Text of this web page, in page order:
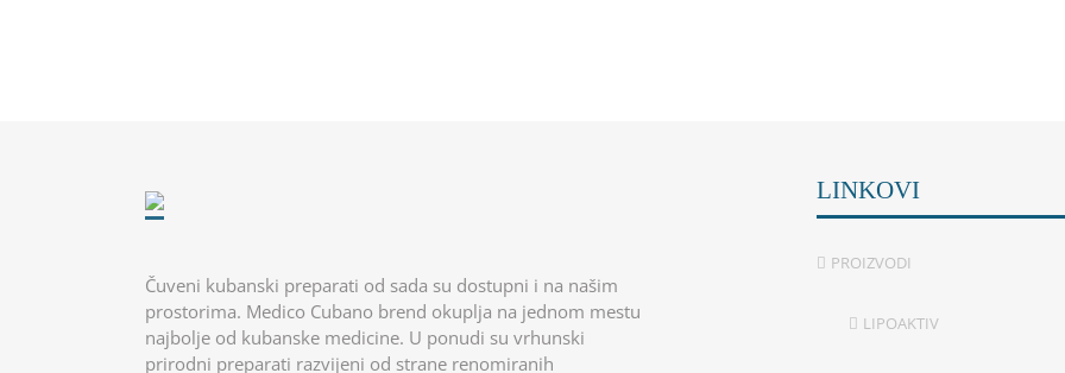
Čuveni kubanski preparati od sada su dostupni i na našim
prostorima. Medico Cubano brend okuplja na jednom mestu
najbolje od kubanske medicine. U ponudi su vrhunski
prirodni preparati razvijeni od strane renomiranih
LINKOVI
PROIZVODI
LIPOAKTIV